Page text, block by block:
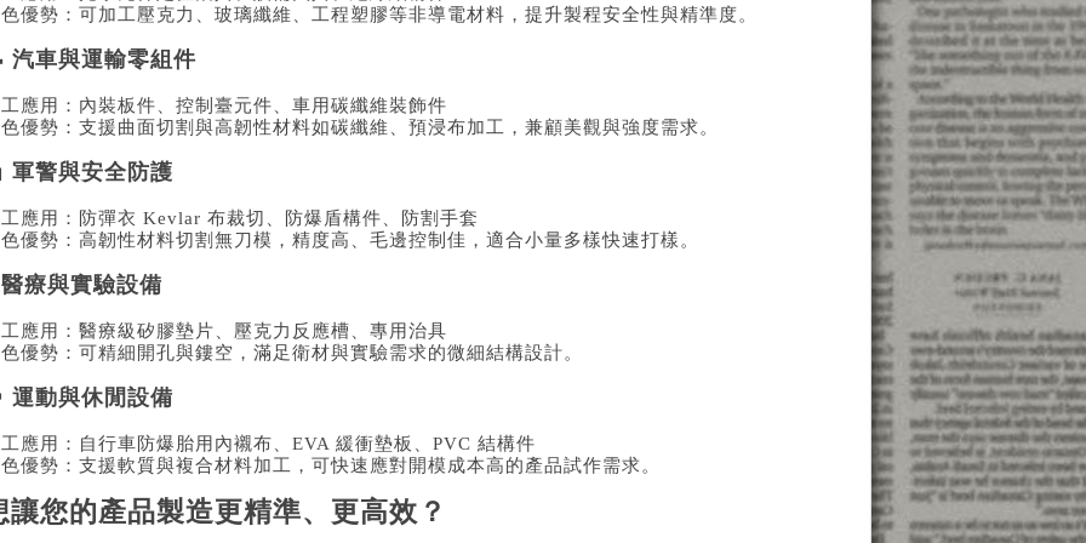
優勢：可加工壓克力、玻璃纖維、工程塑膠等非導電材料，提升製程安全性與精準度。
汽車與運輸零組件
應用：內裝板件、控制臺元件、車用碳纖維裝飾件
優勢：支援曲面切割與高韌性材料如碳纖維、預浸布加工，兼顧美觀與強度需求。
軍警與安全防護
應用：防彈衣 Kevlar 布裁切、防爆盾構件、防割手套
優勢：高韌性材料切割無刀模，精度高、毛邊控制佳，適合小量多樣快速打樣。
醫療與實驗設備
應用：醫療級矽膠墊片、壓克力反應槽、專用治具
優勢：可精細開孔與鏤空，滿足衛材與實驗需求的微細結構設計。
運動與休閒設備
應用：自行車防爆胎用內襯布、EVA 緩衝墊板、PVC 結構件
優勢：支援軟質與複合材料加工，可快速應對開模成本高的產品試作需求。
讓您的產品製造更精準、更高效？